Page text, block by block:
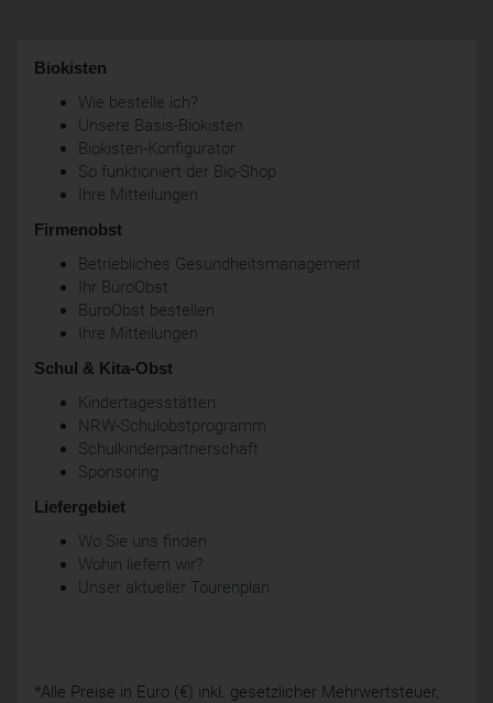
Biokisten
Wie bestelle ich?
Unsere Basis-Biokisten
Biokisten-Konfigurator
So funktioniert der Bio-Shop
Ihre Mitteilungen
Firmenobst
Betriebliches Gesundheitsmanagement
Ihr BüroObst
BüroObst bestellen
Ihre Mitteilungen
Schul & Kita-Obst
Kindertagesstätten
NRW-Schulobstprogramm
Schulkinderpartnerschaft
Sponsoring
Liefergebiet
Wo Sie uns finden
Wohin liefern wir?
Unser aktueller Tourenplan
*Alle Preise in Euro (€) inkl. gesetzlicher Mehrwertsteuer,